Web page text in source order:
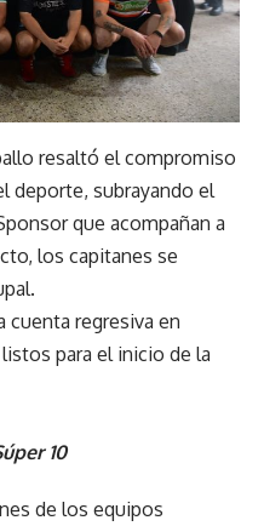
resaltó el compromiso
deporte, subrayando el
que acompañan a
los capitanes se
cuenta regresiva en
para el inicio de la
10
de los equipos